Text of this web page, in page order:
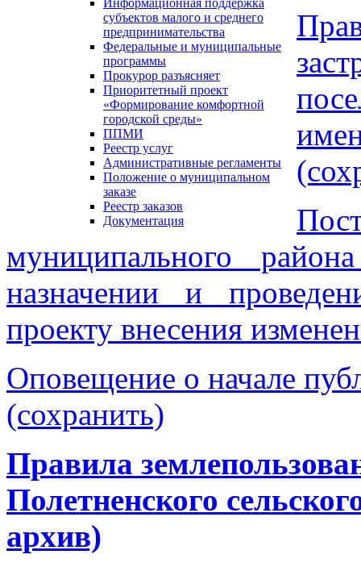
Информационная поддержка
субъектов малого и среднего
предпринимательства
Федеральные и муниципальные
программы
Прокурор разъясняет
Приоритетный проект
«Формирование комфортной
городской среды»
ППМИ
Реестр услуг
Административные регламенты
Положение о муниципальном
заказе
Реестр заказов
Документация
муниципального
назначении и
проекту внесения
Оповещение о начале
(сохранить)
Правила
Полетненского
архив)